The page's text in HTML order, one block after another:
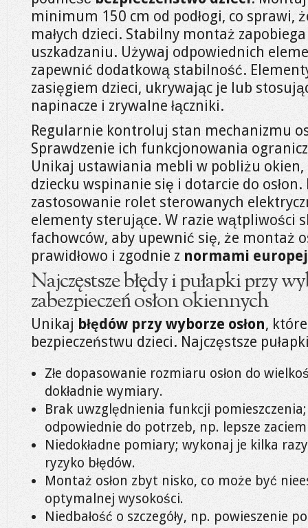
minimum 150 cm od podłogi, co sprawi,
małych dzieci. Stabilny montaż
uszkadzaniu. Używaj odpowiednich
zapewnić dodatkową stabilność.
zasięgiem dzieci, ukrywając je lub
napinacze i zrywalne łączniki.
Regularnie kontroluj stan mechanizmu
Sprawdzenie ich funkcjonowania
Unikaj ustawiania mebli w pobliżu okien,
dziecku wspinanie się i dotarcie do
zastosowanie rolet sterowanych
elementy sterujące. W razie wątpliwości
fachowców, aby upewnić się, że montaż
prawidłowo i zgodnie z normami
Najczęstsze błędy i pułapki przy
zabezpieczeń osłon okiennych
Unikaj błędów przy wyborze osłon,
bezpieczeństwu dzieci. Najczęstsze
Złe dopasowanie rozmiaru osłon do
dokładnie wymiary.
Brak uwzględnienia funkcji pomieszczenia;
odpowiednie do potrzeb, np. lepsze
Niedokładne pomiary; wykonaj je kilka
ryzyko błędów.
Montaż osłon zbyt nisko, co może być
optymalnej wysokości.
Niedbałość o szczegóły, np. powieszenie